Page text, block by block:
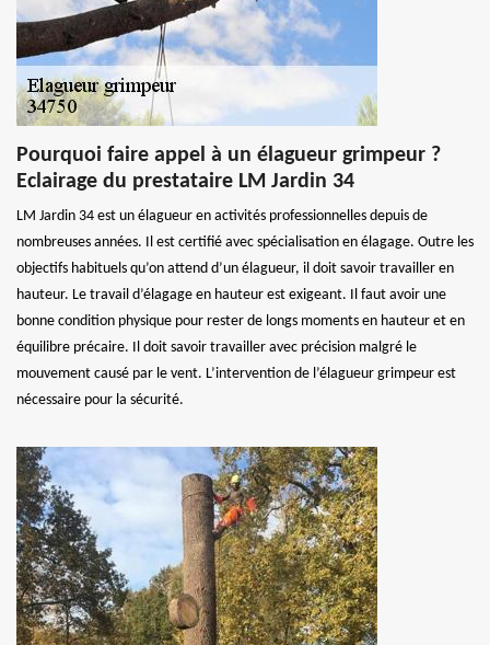
Pourquoi faire appel à un élagueur grimpeur ?
Eclairage du prestataire LM Jardin 34
LM Jardin 34 est un élagueur en activités professionnelles depuis de
nombreuses années. Il est certifié avec spécialisation en élagage. Outre les
objectifs habituels qu’on attend d’un élagueur, il doit savoir travailler en
hauteur. Le travail d’élagage en hauteur est exigeant. Il faut avoir une
bonne condition physique pour rester de longs moments en hauteur et en
équilibre précaire. Il doit savoir travailler avec précision malgré le
mouvement causé par le vent. L’intervention de l’élagueur grimpeur est
nécessaire pour la sécurité.